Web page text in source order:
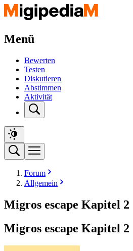
Menü
Bewerten
Testen
Diskutieren
Abstimmen
Aktivität
Forum
Allgemein
Migros escape Kapitel 2
Migros escape Kapitel 2